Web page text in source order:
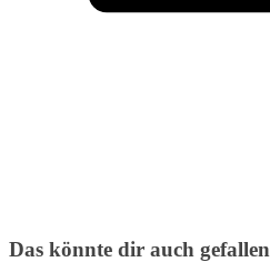
Das könnte dir auch gefallen